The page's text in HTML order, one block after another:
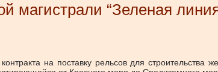
магистрали “Зеленая
на поставку рельсов для строительства